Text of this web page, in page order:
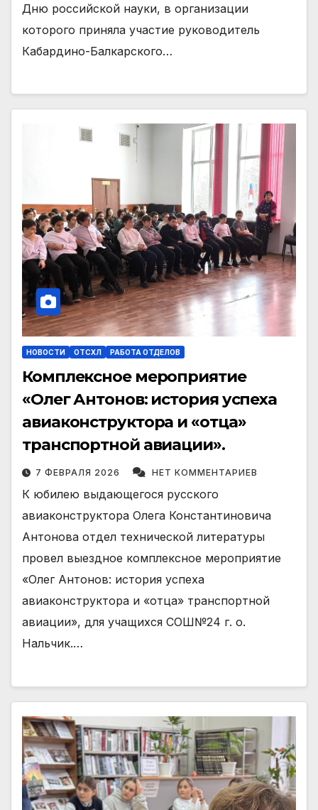
Дню российской науки, в организации
которого приняла участие руководитель
Кабардино-Балкарского…
НОВОСТИ ОТСХЛ РАБОТА ОТДЕЛОВ
Комплексное мероприятие
«Олег Антонов: история успеха
авиаконструктора и «отца»
транспортной авиации».
7 ФЕВРАЛЯ 2026 НЕТ КОММЕНТАРИЕВ
К юбилею выдающегося русского
авиаконструктора Олега Константиновича
Антонова отдел технической литературы
провел выездное комплексное мероприятие
«Олег Антонов: история успеха
авиаконструктора и «отца» транспортной
авиации», для учащихся СОШ№24 г. о.
Нальчик.…